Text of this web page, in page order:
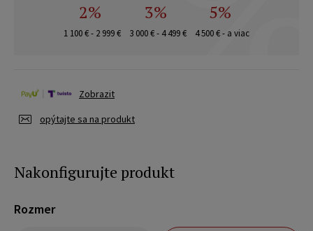
2%
1 100 € - 2 999 €
3%
3 000 € - 4 499 €
5%
4 500 € - a viac
opýtajte sa na produkt
Zobrazit
Nakonfigurujte produkt
Rozmer